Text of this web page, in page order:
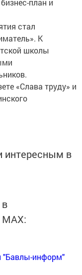
план и
стал
К
школы
«Слава труду» и
в
MАХ:
"Бавлы-информ"